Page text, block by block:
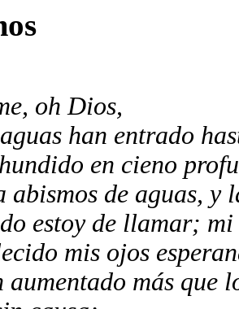
oh Dios,
han entrado
en cieno
abismos de aguas, y
estoy de llamar;
mis ojos
aumentado más que